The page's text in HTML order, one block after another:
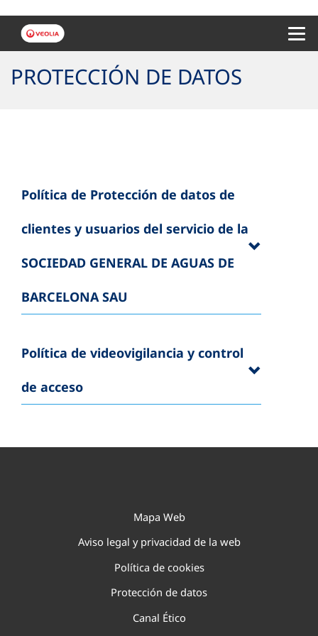
PROTECCIÓN DE DATOS
Política de Protección de datos de
clientes y usuarios del servicio de la
SOCIEDAD GENERAL DE AGUAS DE
BARCELONA SAU
Política de videovigilancia y control
de acceso
Mapa Web
Aviso legal y privacidad de la web
Política de cookies
Protección de datos
Canal Ético